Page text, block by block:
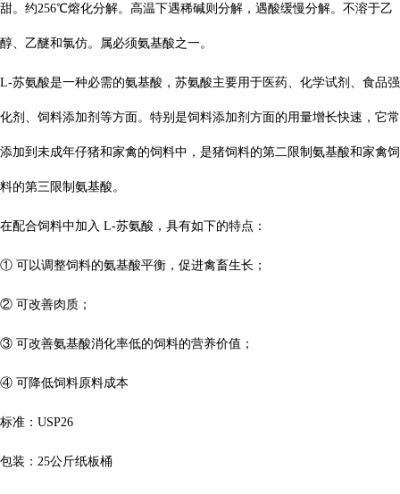
甜。约256℃熔化分解。高温下遇稀碱则分解，遇酸缓慢分解。不溶于乙
醇、乙醚和氯仿。属必须氨基酸之一。
L-苏氨酸是一种必需的氨基酸，苏氨酸主要用于医药、化学试剂、食品强
化剂、饲料添加剂等方面。特别是饲料添加剂方面的用量增长快速，它常
添加到未成年仔猪和家禽的饲料中，是猪饲料的第二限制氨基酸和家禽饲
料的第三限制氨基酸。
在配合饲料中加入 L-苏氨酸，具有如下的特点：
① 可以调整饲料的氨基酸平衡，促进禽畜生长；
② 可改善肉质；
③ 可改善氨基酸消化率低的饲料的营养价值；
④ 可降低饲料原料成本
标准： USP26
包装： 25公斤纸板桶